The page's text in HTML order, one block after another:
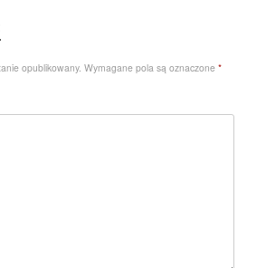
opublikowany. Wymagane pola są oznaczone *